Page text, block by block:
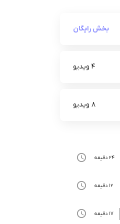
بخش رایگان
4 ویدیو
8 ویدیو
24 دقیقه
12 دقیقه
17 دقیقه